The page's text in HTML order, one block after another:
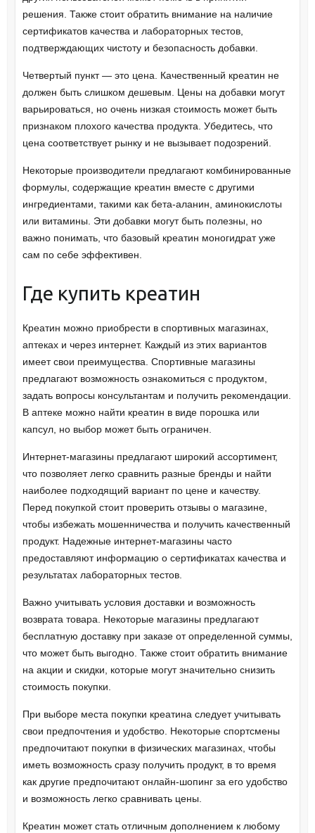
решения. Также стоит обратить внимание на наличие
сертификатов качества и лабораторных тестов,
подтверждающих чистоту и безопасность добавки.
Четвертый пункт — это цена. Качественный креатин не
должен быть слишком дешевым. Цены на добавки могут
варьироваться, но очень низкая стоимость может быть
признаком плохого качества продукта. Убедитесь, что
цена соответствует рынку и не вызывает подозрений.
Некоторые производители предлагают комбинированные
формулы, содержащие креатин вместе с другими
ингредиентами, такими как бета-аланин, аминокислоты
или витамины. Эти добавки могут быть полезны, но
важно понимать, что базовый креатин моногидрат уже
сам по себе эффективен.
Где купить креатин
Креатин можно приобрести в спортивных магазинах,
аптеках и через интернет. Каждый из этих вариантов
имеет свои преимущества. Спортивные магазины
предлагают возможность ознакомиться с продуктом,
задать вопросы консультантам и получить рекомендации.
В аптеке можно найти креатин в виде порошка или
капсул, но выбор может быть ограничен.
Интернет-магазины предлагают широкий ассортимент,
что позволяет легко сравнить разные бренды и найти
наиболее подходящий вариант по цене и качеству.
Перед покупкой стоит проверить отзывы о магазине,
чтобы избежать мошенничества и получить качественный
продукт. Надежные интернет-магазины часто
предоставляют информацию о сертификатах качества и
результатах лабораторных тестов.
Важно учитывать условия доставки и возможность
возврата товара. Некоторые магазины предлагают
бесплатную доставку при заказе от определенной суммы,
что может быть выгодно. Также стоит обратить внимание
на акции и скидки, которые могут значительно снизить
стоимость покупки.
При выборе места покупки креатина следует учитывать
свои предпочтения и удобство. Некоторые спортсмены
предпочитают покупки в физических магазинах, чтобы
иметь возможность сразу получить продукт, в то время
как другие предпочитают онлайн-шопинг за его удобство
и возможность легко сравнивать цены.
Креатин может стать отличным дополнением к любому